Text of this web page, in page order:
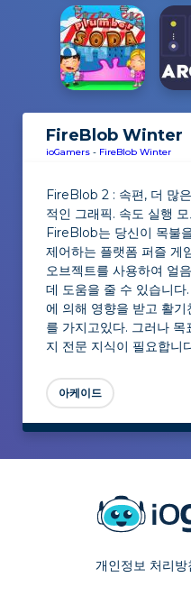
FireBlob Winter
ioGamers - FireBlob Winter
FireBlob 2 : 속편, 더 많
적인 그래픽. 속도 실행
FireBlob는 당신이 목불
제어하는 플랫폼 퍼즐 게
오브젝트를 사용하여 얼
데 도움을 줄 수 있습니
에 의해 영향을 받고 활
를 가지고있다. 그러나
지 전문 지식이 필요합니
아케이드
개인정보 처리방